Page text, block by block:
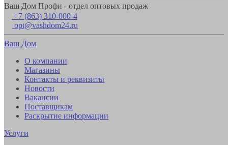
Ваш Дом Профи - отдел оптовых продаж
+7 (863) 310-000-4
opt@vashdom24.ru
Ваш Дом
О компании
Магазины
Контакты и реквизиты
Новости
Вакансии
Поставщикам
Раскрытие информации
Услуги